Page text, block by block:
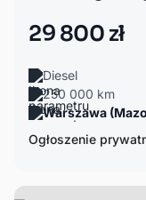
29 800 zł
Diesel
250 000 km
Warszawa
Ogłoszenie